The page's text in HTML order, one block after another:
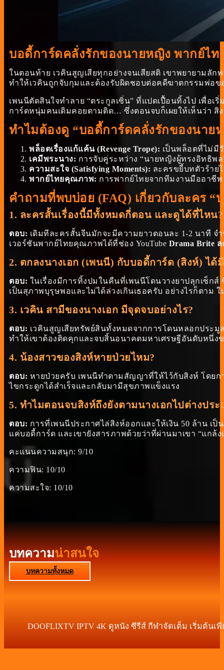
บอดี้การ์ดคลั่งรักของนายหญิง พากย์ไ
ในตอนท้าย เวคินสูญเสียทุกอย่างจนเสียสติ เขาพยายามลั
ทำให้เวคินถูกจับกุมและต้องรับผิดชอบต่อคดีฆาตกรรมพ่อข
เพนนีตัดสินใจทำลาย “ตระกูลเซิ่น” ที่แปดเปื้อนทิ้งไป เพื่อ
การ์ดหนุ่มคนเดิมคอยตามติด… ซึ่งตอนจบก็เผยให้เห็นว่า สิ
ทำไมต้องดู “บอดี้การ์ดคลั่งรักของนาย
พล็อตเรื่องแก้แค้น (Revenge Trope): เป็นพล็อตที่ไม่มี
เคมีพระนาง: การจับคู่ระหว่าง “นายหญิงผู้ทรงอิทธิพล
ความสะใจ (Satisfying Moments): ละครขยี้บทตัวร้าย
พากย์ไทยคุณภาพ: การพากย์ไทยจากทีมงานมืออาชีพ
คำถามที่พบบ่อย (FAQ) เกี่ยวกับละคร
1. ละครสั้นเรื่องนี้มีทั้งหมดกี่ตอน และดูได้ที่ไหน?
ตอบ: เดิมทีละครสั้นจีนมักจะมีความยาวตอนละ 1-2 นาที จ
เวอร์ชันพากย์ไทยคุณภาพได้ที่ช่อง YouTube Drama Brite
2. ตกลงนางเอก (เพนนี) กับบอดี้การ์ด (สิงห์) ได้
ตอบ: ในเรื่องมีการทิ้งปมในคืนที่เพนนีโดนวางยาปลุกเซ็ก
เป็นสุภาพบุรุษพอและไม่ได้ล่วงเกินเธอครับ อย่างไรก็ตาม
3. เวคิน สามีของนางเอก มีจุดจบอย่างไร?
ตอบ: เวคินสูญเสียทรัพย์สินทั้งหมดจากการโดนหลอกประมู
ทำให้เขาต้องติดคุกและจบสิ้นอนาคตมหาเศรษฐีอันดับหนึ่งข
4. น้องสาวของสิงห์หายป่วยไหม?
ตอบ: หายป่วยครับ เพนนีทำตามสัญญาที่ให้ไว้กับสิงห์ โดยก
ไขกระดูกได้สำเร็จและกลับมามีสุขภาพแข็งแรง
5. ทำไมตอนจบสิงห์ถึงยังตามนางเอกไปต่างปร
ตอบ: การที่เพนนีประกาศไล่สิงห์ออกและให้เงิน 50 ล้าน เ
แค่บอดี้การ์ด และเขายังสารภาพด้วยว่าที่ผ่านมาเขา “แกล้
คะแนนความสนุก: 9/10
ความฟิน: 10/10
ความสะใจ: 10/10
บทความน่าสนใจ
บทความทั้งหมด
DOOFLIXTV IPTV 4K ดูหนัง ซีรีส์ กีฬาจัดเต็ม เริ่มต้นเ